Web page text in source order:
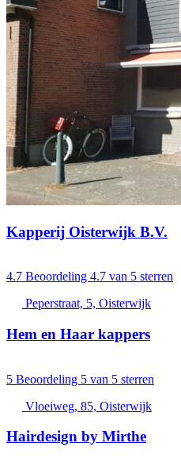
Kapperij Oisterwijk B.V.
4.7 Beoordeling 4.7 van 5 sterren
Peperstraat, 5, Oisterwijk
Hem en Haar kappers
5 Beoordeling 5 van 5 sterren
Vloeiweg, 85, Oisterwijk
Hairdesign by Mirthe